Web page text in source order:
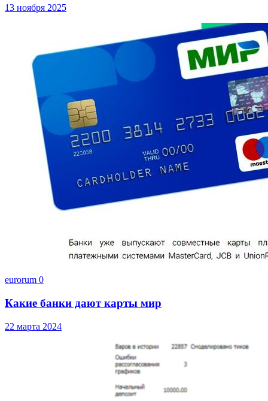
13 ноября 2025
eurorum 0
Какие банки дают карты мир
22 марта 2024